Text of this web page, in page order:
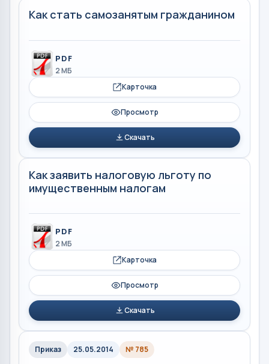
Как стать самозанятым гражданином
PDF
2 МБ
Карточка
Просмотр
Скачать
Как заявить налоговую льготу по
имущественным налогам
PDF
2 МБ
Карточка
Просмотр
Скачать
Приказ 25.05.2014 № 785